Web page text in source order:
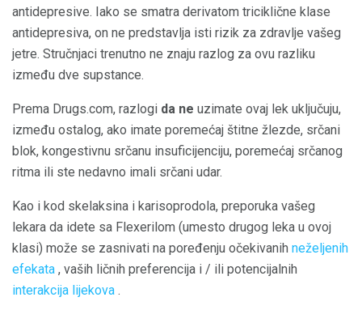
antidepresive. Iako se smatra derivatom triciklične klase
antidepresiva, on ne predstavlja isti rizik za zdravlje vašeg
jetre. Stručnjaci trenutno ne znaju razlog za ovu razliku
između dve supstance.
Prema Drugs.com, razlogi da ne uzimate ovaj lek uključuju,
između ostalog, ako imate poremećaj štitne žlezde, srčani
blok, kongestivnu srčanu insuficijenciju, poremećaj srčanog
ritma ili ste nedavno imali srčani udar.
Kao i kod skelaksina i karisoprodola, preporuka vašeg
lekara da idete sa Flexerilom (umesto drugog leka u ovoj
klasi) može se zasnivati ​​na poređenju očekivanih neželjenih
efekata , vaših ličnih preferencija i / ili potencijalnih
interakcija lijekova .